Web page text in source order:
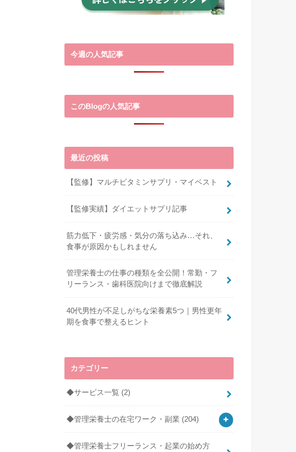
今週の人気記事
このBlogの人気記事
最近の投稿
【監修】マルチビタミンサプリ・マイベスト
【監修実績】ダイエットサプリ記事
筋力低下・疲労感・気分の落ち込み…それ、
食事が原因かもしれません
管理栄養士の仕事の種類を全公開！常勤・フ
リーランス・歯科医院向けまで徹底解説
40代男性が不足しがちな栄養素5つ｜男性更年
期を食事で整えるヒント
カテゴリー
◆サービス一覧 (2)
◆管理栄養士の在宅ワーク・副業 (204)
◆管理栄養士フリーランス・起業の始め方